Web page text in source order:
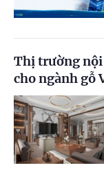
Thị trường
cho ngành gỗ